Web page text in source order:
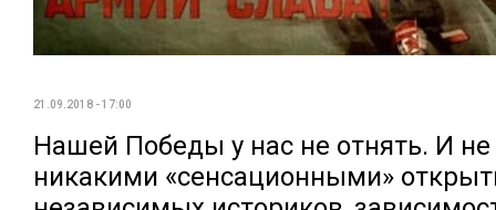
21.09.2018 - 17:00
Нашей Победы у нас не отнять. И не
никакими «сенсационными»